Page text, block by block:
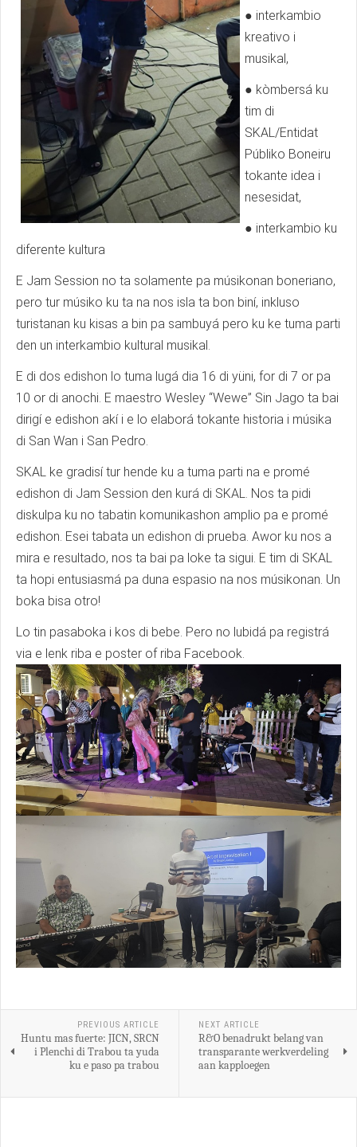
● interkambio
kreativo i
musikal,
● kòmbersá ku
tim di
SKAL/Entidat
Públiko Boneiru
tokante idea i
nesesidat,
● interkambio ku
diferente kultura
E Jam Session no ta solamente pa músikonan boneriano,
pero tur músiko ku ta na nos isla ta bon biní, inkluso
turistanan ku kisas a bin pa sambuyá pero ku ke tuma parti
den un interkambio kultural musikal.
E di dos edishon lo tuma lugá dia 16 di yüni, for di 7 or pa
10 or di anochi. E maestro Wesley “Wewe” Sin Jago ta bai
dirigí e edishon akí i e lo elaborá tokante historia i músika
di San Wan i San Pedro.
SKAL ke gradisí tur hende ku a tuma parti na e promé
edishon di Jam Session den kurá di SKAL. Nos ta pidi
diskulpa ku no tabatin komunikashon amplio pa e promé
edishon. Esei tabata un edishon di prueba. Awor ku nos a
mira e resultado, nos ta bai pa loke ta sigui. E tim di SKAL
ta hopi entusiasmá pa duna espasio na nos músikonan. Un
boka bisa otro!
Lo tin pasaboka i kos di bebe. Pero no lubidá pa registrá
via e lenk riba e poster of riba Facebook.
PREVIOUS ARTICLE
Huntu mas fuerte: JICN, SRCN
i Plenchi di Trabou ta yuda
ku e paso pa trabou
NEXT ARTICLE
R&O benadrukt belang van
transparante werkverdeling
aan kapploegen